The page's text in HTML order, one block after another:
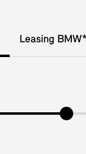
Leasing BMW*